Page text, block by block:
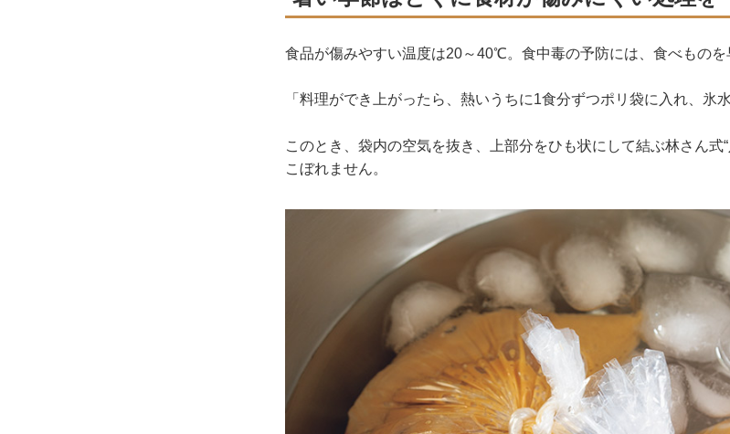
食品が傷みやすい温度は20～40℃。食中毒の予防には、食べものを
「料理ができ上がったら、熱いうちに1食分ずつポリ袋に入れ、氷
このとき、袋内の空気を抜き、上部分をひも状にして結ぶ林さん式
こぼれません。